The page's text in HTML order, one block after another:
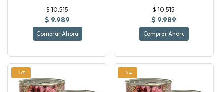
$ 10.515
$ 9.989
Comprar Ahora
$ 10.515
$ 9.989
Comprar Ahora
-5% -5%